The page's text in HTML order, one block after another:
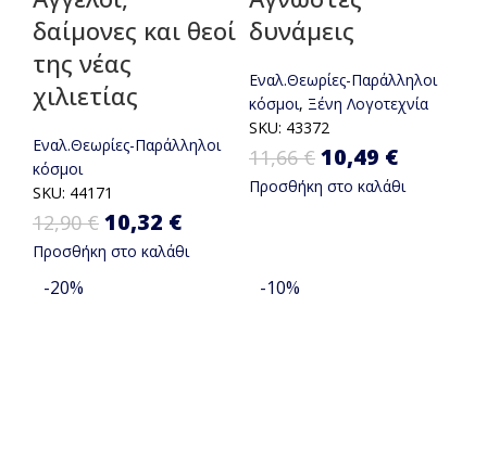
δαίμονες και θεοί
της νέας
χιλιετίας
Εναλ.Θεωρίες-Παράλληλοι
κόσμοι
SKU: 44171
12,90€ Original price was: 12,90 €.
10,32 €
10,32 €.
Προσθήκη στο καλάθι
δυνάμεις
Εναλ.Θεωρίες-Παράλληλοι
κόσμοι, Ξένη Λογοτεχνία
SKU: 43372
11,66€ Original
price was:
10,49 €
Προσθήκη στο καλάθι
-20% -10%